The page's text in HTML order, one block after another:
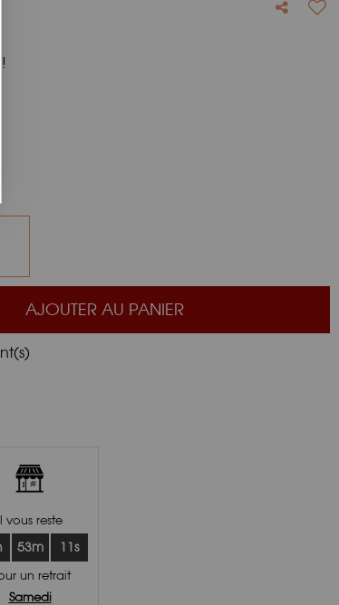
AJOUTER AU PANIER
Il vous reste
53m 10s
un retrait
Samedi